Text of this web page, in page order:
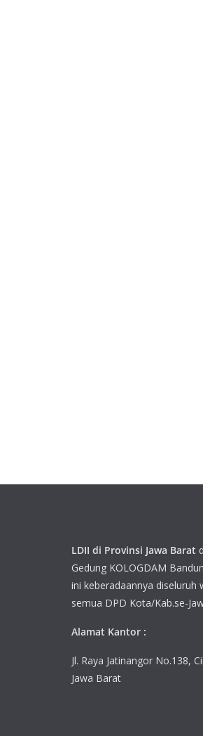
LDII di Provinsi Jawa Barat
Gedung KOLOGDAM
ini keberadaannya diseluruh
semua DPD Kota/Kab.se-
Alamat Kantor :
Jl. Raya Jatinangor No.138,
Jawa Barat